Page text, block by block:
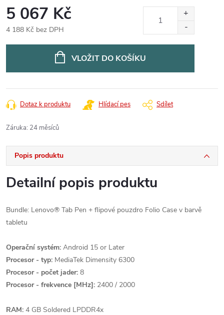
5 067 Kč
4 188 Kč bez DPH
VLOŽIT DO KOŠÍKU
Dotaz k produktu Hlídací pes Sdílet
Záruka: 24 měsíců
Popis produktu
Detailní popis produktu
Bundle: Lenovo® Tab Pen + flipové pouzdro Folio Case v barvě
tabletu
Operační systém: Android 15 or Later
Procesor - typ: MediaTek Dimensity 6300
Procesor - počet jader: 8
Procesor - frekvence [MHz]: 2400 / 2000
RAM: 4 GB Soldered LPDDR4x